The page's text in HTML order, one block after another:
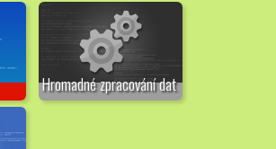
Hromadné zpracování dat